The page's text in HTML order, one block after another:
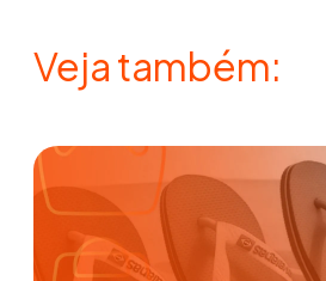
Veja também: